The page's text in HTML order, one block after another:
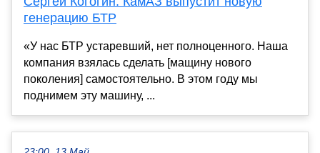
генерацию БТР
«У нас БТР устаревший, нет полноценного. Наша
компания взялась сделать [мащину нового
поколения] самостоятельно. В этом году мы
поднимем эту машину, ...